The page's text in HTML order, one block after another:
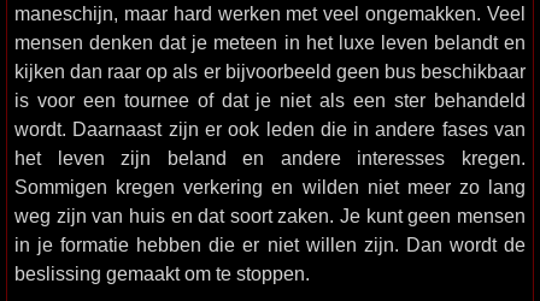
maneschijn, maar hard werken met veel ongemakken. Veel
mensen denken dat je meteen in het luxe leven belandt en
kijken dan raar op als er bijvoorbeeld geen bus beschikbaar
is voor een tournee of dat je niet als een ster behandeld
wordt. Daarnaast zijn er ook leden die in andere fases van
het leven zijn beland en andere interesses kregen.
Sommigen kregen verkering en wilden niet meer zo lang
weg zijn van huis en dat soort zaken. Je kunt geen mensen
in je formatie hebben die er niet willen zijn. Dan wordt de
beslissing gemaakt om te stoppen.